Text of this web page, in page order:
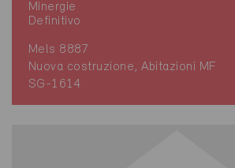
Minergie
Definitivo
Mels 8887
Nuova costruzione, Abitazioni MF
SG-1614